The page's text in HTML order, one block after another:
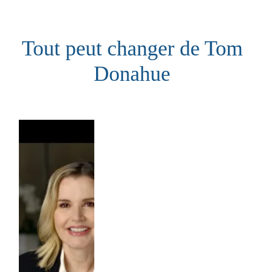
contenuTout peut changer de Tom
Donahue